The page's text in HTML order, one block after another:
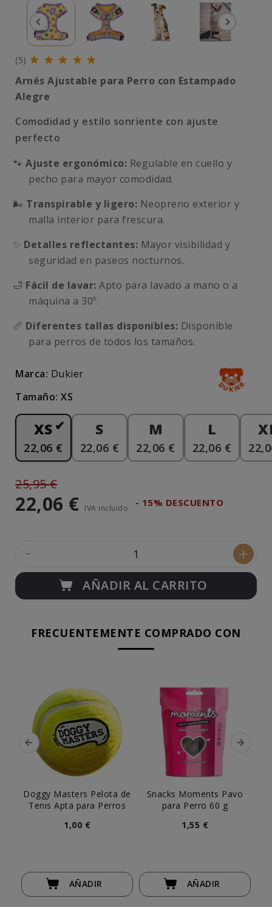
(5)
Arnés Ajustable para Perro con Estampado
Alegre
Comodidad y estilo sonriente con ajuste
perfecto
🐾 Ajuste ergonómico: Regulable en cuello y
pecho para mayor comodidad.
🌬️ Transpirable y ligero: Neopreno exterior y
malla interior para frescura.
✨ Detalles reflectantes: Mayor visibilidad y
seguridad en paseos nocturnos.
🛁 Fácil de lavar: Apto para lavado a mano o a
máquina a 30º.
📏 Diferentes tallas disponibles: Disponible
para perros de todos los tamaños.
Marca: Dukier
Tamaño: XS
XS
22,06 €
S
22,06 €
M
22,06 €
L
22,06 €
25,95 €
22,06 € IVA incluido - 15% DESCUENTO
- +
AÑADIR AL CARRITO
FRECUENTEMENTE COMPRADO CON
Doggy Masters Pelota de
Tenis Apta para Perros
1,00 €
AÑADIR
Snacks Moments Pavo
para Perro 60 g
1,55 €
AÑADIR